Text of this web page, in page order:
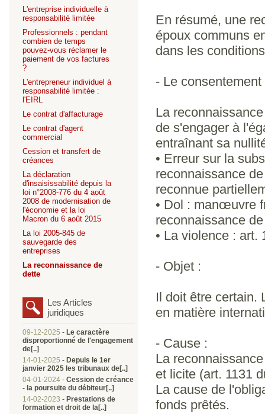
L'entreprise individuelle à
responsabilité limitée
Professionnels : pendant
combien de temps
pouvez-vous réclamer le
paiement de vos factures
?
L'entrepreneur individuel à
responsabilité limitée :
l'EIRL
Le contrat d'affacturage
Le contrat d'agent
commercial
Cession et transfert de
créances
La déclaration
d'insaisissabilité depuis la
loi n°2008-776 du 4 août
2008 de modernisation de
l'économie et la loi
Macron du 6 août 2015
La loi 2005-845 de
sauvegarde des
entreprises
La reconnaissance de
dette
Les Articles
juridiques
09-12-2025 - Le caractère
disproportionné de l'engagement
de[..]
14-01-2025 - Depuis le 1er
janvier 2025 les tribunaux de[..]
04-01-2024 - Cession de créance
- la poursuite du débiteur[..]
14-02-2023 - Prestations de
formation et droit de la[..]
En résumé, une
époux communs
dans les
- Le consentement
La
de s'engager à
entraînant sa
• Erreur sur la
reconnaissance
reconnue
• Dol : manœuvre
reconnaissance
• La violence : art.
- Objet :
Il doit être certain.
en matière
- Cause :
La
et licite (art. 1131
La cause de
fonds prêtés.